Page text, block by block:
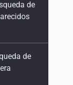
de
con